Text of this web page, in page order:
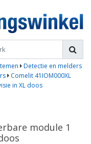
Detectie en melders
Comelit 41IOM000XL
in XL doos
module 1